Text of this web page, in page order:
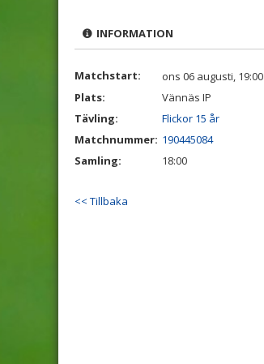
INFORMATION
Matchstart:
ons 06 augusti, 19:00
Plats:
Vännäs IP
Tävling:
Flickor 15 år
Matchnummer: 190445084
Samling:
18:00
<< Tillbaka